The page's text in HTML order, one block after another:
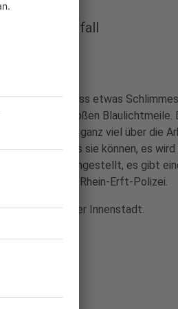
Unfall
mal ohne, dass etwas Schlimmes
bei der großen Blaulichtmeile.
gibt es ganz viel über die
zeigen, was sie können, es wird
Feuerwehr nachgestellt, es gibt
es von der Rhein-Erft-Polizei.
in der Brühler Innenstadt.